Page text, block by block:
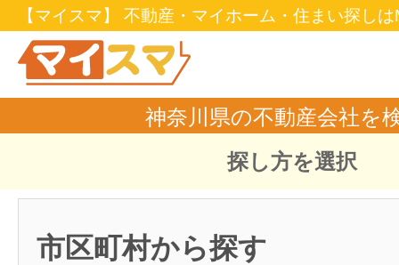
【マイスマ】 不動産・マイホーム・住まい探し
神奈川県の不動産会社を
探し方を選択
市区町村から探す